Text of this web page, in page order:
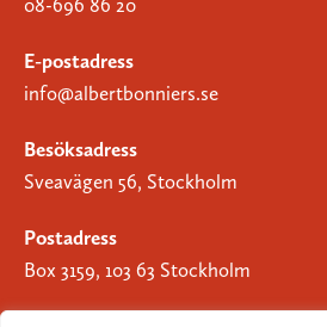
E-postadress
info@albertbonniers.se
Besöksadress
Sveavägen 56, Stockholm
Postadress
Box 3159, 103 63 Stockholm